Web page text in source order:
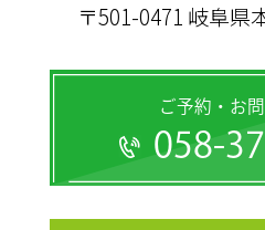
〒501-0471 岐阜県
ご予約・お
058-